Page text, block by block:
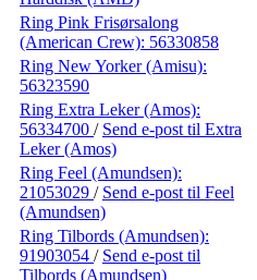
Ring Pink Frisørsalong
(American Crew): 56330858
Ring New Yorker (Amisu):
56323590
Ring Extra Leker (Amos):
56334700 / Send e-post til Extra
Leker (Amos)
Ring Feel (Amundsen):
21053029 / Send e-post til Feel
(Amundsen)
Ring Tilbords (Amundsen):
91903054 / Send e-post til
Tilbords (Amundsen)